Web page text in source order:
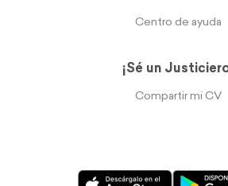
Centro de ayuda
¡Sé un
Compartir mi CV